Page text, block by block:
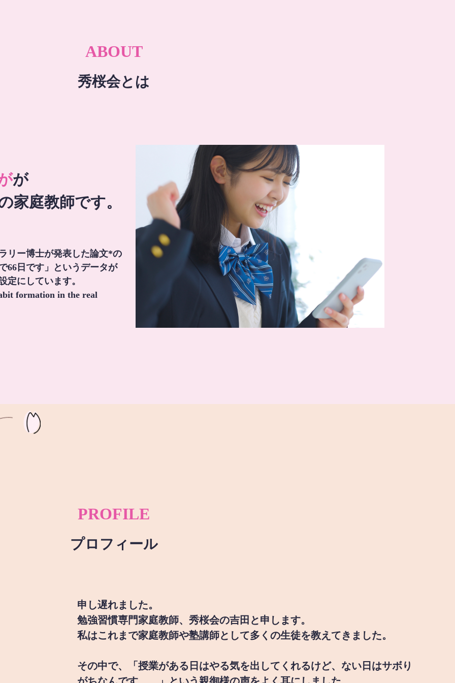
ABOUT
秀桜会とは
が
家庭教師です。
リー博士が発表した論文*の
66日です」というデータが
定にしています。
formation in the real
PROFILE
プロフィール
申し遅れました。
勉強習慣専門家庭教師、秀桜会の吉田と申します。
私はこれまで家庭教師や塾講師として多くの生徒を教えてきました。
その中で、「授業がある日はやる気を出してくれるけど、ない日はサボり